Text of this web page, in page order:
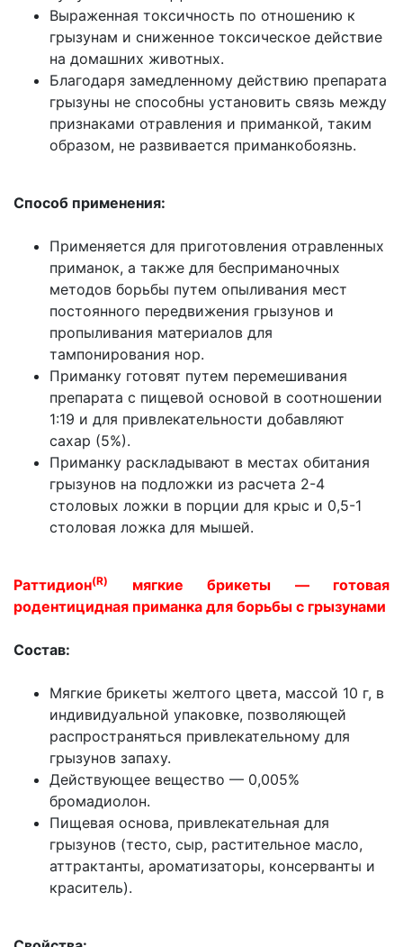
Выраженная токсичность по отношению к
грызунам и сниженное токсическое действие
на домашних животных.
Благодаря замедленному действию препарата
грызуны не способны установить связь между
признаками отравления и приманкой, таким
образом, не развивается приманкобоязнь.
Способ применения:
Применяется для приготовления отравленных
приманок, а также для бесприманочных
методов борьбы путем опыливания мест
постоянного передвижения грызунов и
пропыливания материалов для
тампонирования нор.
Приманку готовят путем перемешивания
препарата с пищевой основой в соотношении
1:19 и для привлекательности добавляют
сахар (5%).
Приманку раскладывают в местах обитания
грызунов на подложки из расчета 2-4
столовых ложки в порции для крыс и 0,5-1
столовая ложка для мышей.
Раттидион(R)
мягкие брикеты — готовая
родентицидная приманка для борьбы с грызунами
Состав:
Мягкие брикеты желтого цвета, массой 10 г, в
индивидуальной упаковке, позволяющей
распространяться привлекательному для
грызунов запаху.
Действующее вещество — 0,005%
бромадиолон.
Пищевая основа, привлекательная для
грызунов (тесто, сыр, растительное масло,
аттрактанты, ароматизаторы, консерванты и
краситель).